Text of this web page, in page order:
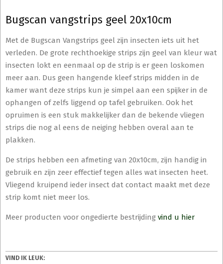
Bugscan vangstrips geel 20x10cm
Met de Bugscan Vangstrips geel zijn insecten iets uit het
verleden. De grote rechthoekige strips zijn geel van kleur wat
insecten lokt en eenmaal op de strip is er geen loskomen
meer aan. Dus geen hangende kleef strips midden in de
kamer want deze strips kun je simpel aan een spijker in de
ophangen of zelfs liggend op tafel gebruiken. Ook het
opruimen is een stuk makkelijker dan de bekende vliegen
strips die nog al eens de neiging hebben overal aan te
plakken.
De strips hebben een afmeting van 20x10cm, zijn handig in
gebruik en zijn zeer effectief tegen alles wat insecten heet.
Vliegend kruipend ieder insect dat contact maakt met deze
strip komt niet meer los.
Meer producten voor ongedierte bestrijding vind u hier
VIND IK LEUK: